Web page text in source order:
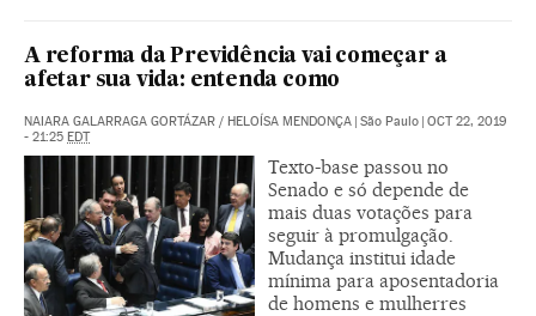
A reforma da Previdência vai começar a
afetar sua vida: entenda como
NAIARA GALARRAGA GORTÁZAR / HELOÍSA MENDONÇA | São Paulo | OCT 22, 2019
- 21:25 EDT
Texto-base passou no
Senado e só depende de
mais duas votações para
seguir à promulgação.
Mudança institui idade
mínima para aposentadoria
de homens e mulherres